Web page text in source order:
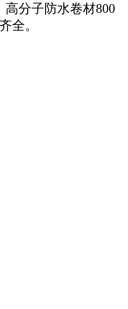
高分子防水卷材800
全。